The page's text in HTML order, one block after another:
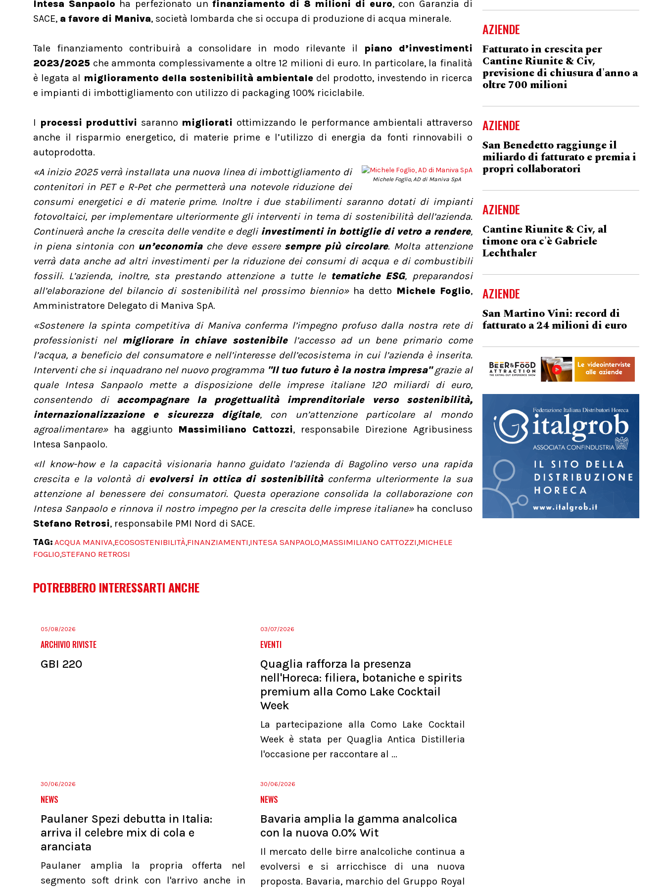
Intesa Sanpaolo ha perfezionato unfinanziamento di 8 milioni di euro, con Garanzia di
SACE, a favore di Maniva, società lombarda che si occupa di produzione di acqua minerale.
Tale finanziamento contribuirà a consolidare in modo rilevante il piano d’investimenti
2023/2025 che ammonta complessivamente a oltre 12 milioni di euro. In particolare, la finalità
è legata al miglioramento della sostenibilità ambientale del prodotto, investendo in ricerca
e impianti di imbottigliamento con utilizzo di packaging 100% riciclabile.
I processi produttivi saranno migliorati ottimizzando le performance ambientali attraverso
anche il risparmio energetico, di materie prime e l’utilizzo di energia da fonti rinnovabili o
autoprodotta.
Michele Foglio, AD di Maniva SpA
«A inizio 2025 verrà installata una nuova linea di imbottigliamento di
contenitori in PET e R-Pet che permetterà una notevole riduzione dei
consumi energetici e di materie prime. Inoltre i due stabilimenti saranno dotati di impianti
fotovoltaici, per implementare ulteriormente gli interventi in tema di sostenibilità dell’azienda.
Continuerà anche la crescita delle vendite e degli investimenti in bottiglie di vetro a rendere,
in piena sintonia con un’economiache deve essere sempre più circolare. Molta attenzione
verrà data anche ad altri investimenti per la riduzione dei consumi di acqua e di combustibili
fossili. L’azienda, inoltre, sta prestando attenzione a tutte le tematiche ESG, preparandosi
all’elaborazione del bilancio di sostenibilità nel prossimo biennio»ha detto Michele Foglio,
Amministratore Delegato di Maniva SpA.
«Sostenere la spinta competitiva di Maniva conferma l’impegno profuso dalla nostra rete di
professionisti nel migliorare in chiave sostenibilel’accesso ad un bene primario come
l’acqua, a beneficio del consumatore e nell’interesse dell’ecosistema in cui l’azienda è inserita.
Interventi che si inquadrano nel nuovo programma "Il tuo futuro è la nostra impresa"grazie al
quale Intesa Sanpaolo mette a disposizione delle imprese italiane 120 miliardi di euro,
consentendo di accompagnare la progettualità imprenditoriale verso sostenibilità,
internazionalizzazione e sicurezza digitale, con un’attenzione particolare al mondo
agroalimentare»ha aggiunto Massimiliano Cattozzi, responsabile Direzione Agribusiness
Intesa Sanpaolo.
«Il know-how e la capacità visionaria hanno guidato l’azienda di Bagolino verso una rapida
crescita e la volontà di evolversi in ottica di sostenibilità conferma ulteriormente la sua
attenzione al benessere dei consumatori. Questa operazione consolida la collaborazione con
Intesa Sanpaolo e rinnova il nostro impegno per la crescita delle imprese italiane»ha concluso
Stefano Retrosi, responsabile PMI Nord di SACE.
TAG: ACQUA MANIVA,ECOSOSTENIBILITÀ,FINANZIAMENTI,INTESA SANPAOLO,MASSIMILIANO CATTOZZI,MICHELE
FOGLIO,STEFANO RETROSI
POTREBBERO INTERESSARTI ANCHE
05/08/2026
ARCHIVIO RIVISTE
GBI 220
03/07/2026
EVENTI
Quaglia rafforza la presenza
nell'Horeca: filiera, botaniche e spirits
premium alla Como Lake Cocktail
Week
La partecipazione alla Como Lake Cocktail
Week è stata per Quaglia Antica Distilleria
l'occasione per raccontare al ...
30/06/2026
NEWS
Paulaner Spezi debutta in Italia:
arriva il celebre mix di cola e
aranciata
Paulaner amplia la propria offerta nel
segmento soft drink con l'arrivo anche in
30/06/2026
NEWS
Bavaria amplia la gamma analcolica
con la nuova 0.0% Wit
Il mercato delle birre analcoliche continua a
evolversi e si arricchisce di una nuova
proposta. Bavaria, marchio del Gruppo Royal
AZIENDE
Fatturato in crescita per
Cantine Riunite & Civ,
previsione di chiusura d'anno a
oltre 700 milioni
AZIENDE
San Benedetto raggiunge il
miliardo di fatturato e premia i
propri collaboratori
AZIENDE
Cantine Riunite & Civ, al
timone ora c'è Gabriele
Lechthaler
AZIENDE
San Martino Vini: record di
fatturato a 24 milioni di euro